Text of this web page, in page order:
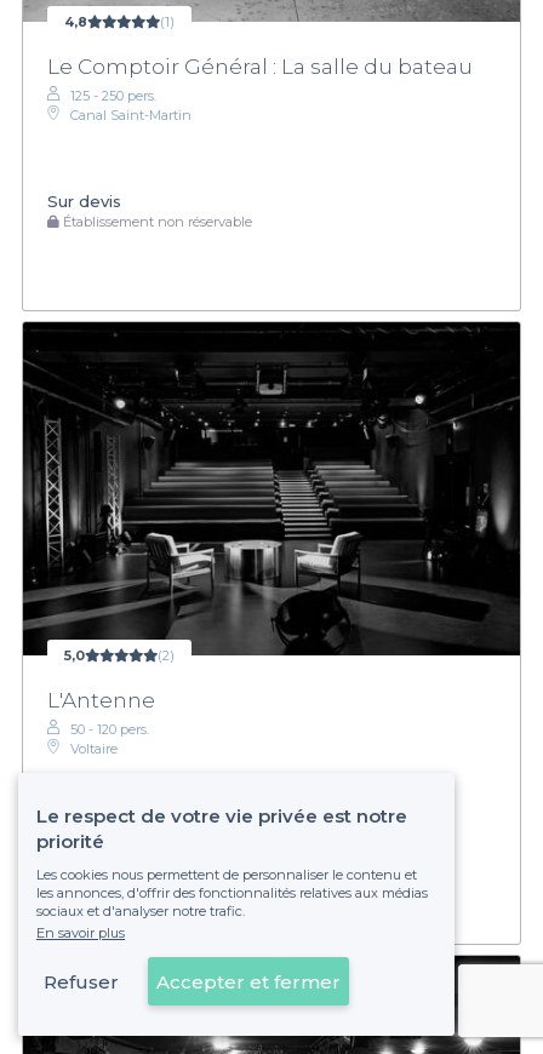
4,8 (1)
Le Comptoir Général : La salle du bateau
125 - 250 pers.
Canal Saint-Martin
Sur devis
Établissement non réservable
5,0 (2)
L'Antenne
50 - 120 pers.
Voltaire
Sur devis
Voir sur la carte
Le respect de votre vie privée est notre
priorité
Les cookies nous permettent de personnaliser le contenu et
les annonces, d'offrir des fonctionnalités relatives aux médias
sociaux et d'analyser notre trafic.
En savoir plus
Refuser Accepter et fermer